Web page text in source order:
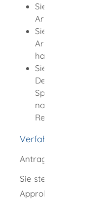
Sie sind
Arbeit als
Sie sind
Arbeit als
haben keine
Sie haben die für
nach dem
Referenzrahmen
Verfahrensablauf
Antragstellung
Sie stellen einen
Approbation als